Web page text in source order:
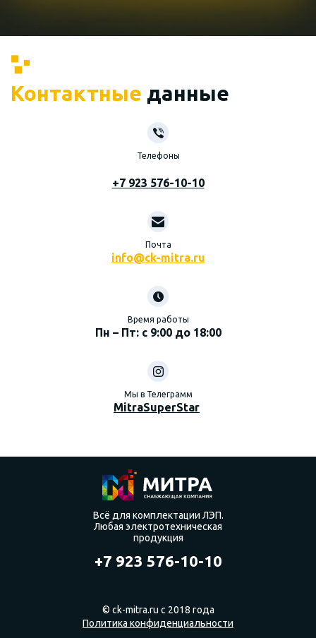
Контактные данные
Телефоны
+7 923 576-10-10
Почта
info@ck-mitra.ru
Время работы
Пн – Пт: с 9:00 до 18:00
Мы в Телеграмм
MitraSuperStar
Всё для комплектации ЛЭП.
Любая электротехническая
продукция
+7 923 576-10-10
© ck-mitra.ru с 2018 года
Политика конфиденциальности